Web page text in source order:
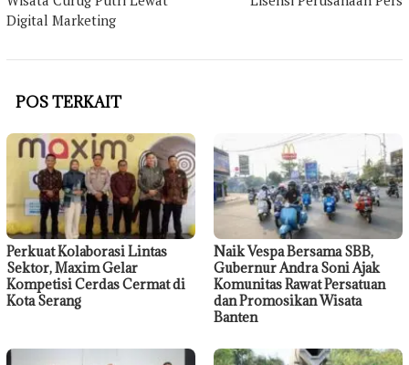
Digital Marketing
POS TERKAIT
Perkuat Kolaborasi Lintas
Sektor, Maxim Gelar
Kompetisi Cerdas Cermat di
Kota Serang
Naik Vespa Bersama SBB,
Gubernur Andra Soni Ajak
Komunitas Rawat Persatuan
dan Promosikan Wisata
Banten